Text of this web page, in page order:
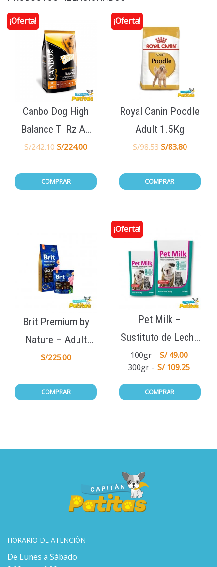
¡Oferta!
Canbo Dog High
Balance T. Rz Ad
15Kg
S/242.10S/224.00
COMPRAR
¡Oferta!
Royal Canin Poodle
Adult 1.5Kg
S/98.53S/83.80
COMPRAR
Brit Premium by
Nature – Adult
Medium 15Kg
S/225.00
COMPRAR
¡Oferta!
Pet Milk –
Sustituto de Leche
Materna
100gr
S/ 49.00
300gr
S/ 109.25
COMPRAR
HORARIO DE ATENCIÓN
De Lunes a Sábado